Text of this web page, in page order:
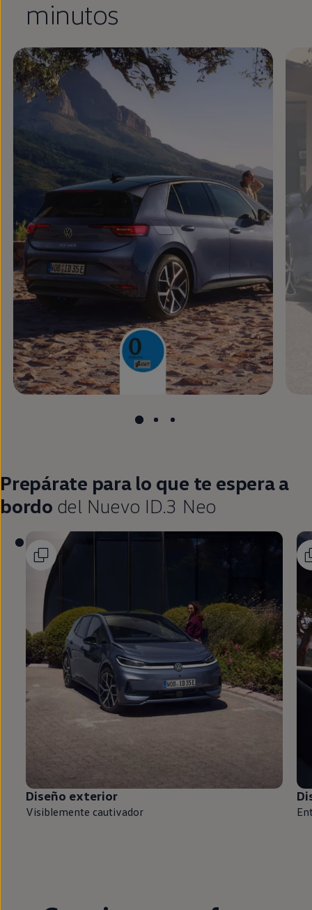
minutos
Prepárate para lo que te espera a
bordo del Nuevo ID.3 Neo
Diseño exterior
Visiblemente cautivador